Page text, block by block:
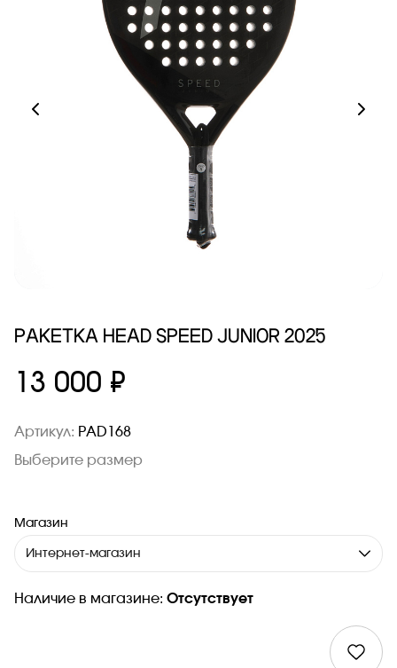
РАКЕТКА HEAD SPEED JUNIOR 2025
13 000 ₽
Артикул: PAD168
Выберите размер
Магазин
Интернет-магазин
Наличие в магазине: Отсутствует